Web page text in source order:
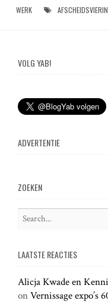
WERK
VOLG YAB!
ADVERTENTIE
ZOEKEN
r
h
f
LAATSTE REACTIES
Alicja Kwade en
onVernissage expo’s